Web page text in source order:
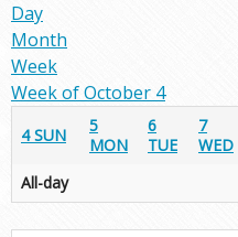
Day
Month
Week
Week of October 4
4 SUN
5
MON
6
TUE
7
WED
All-day